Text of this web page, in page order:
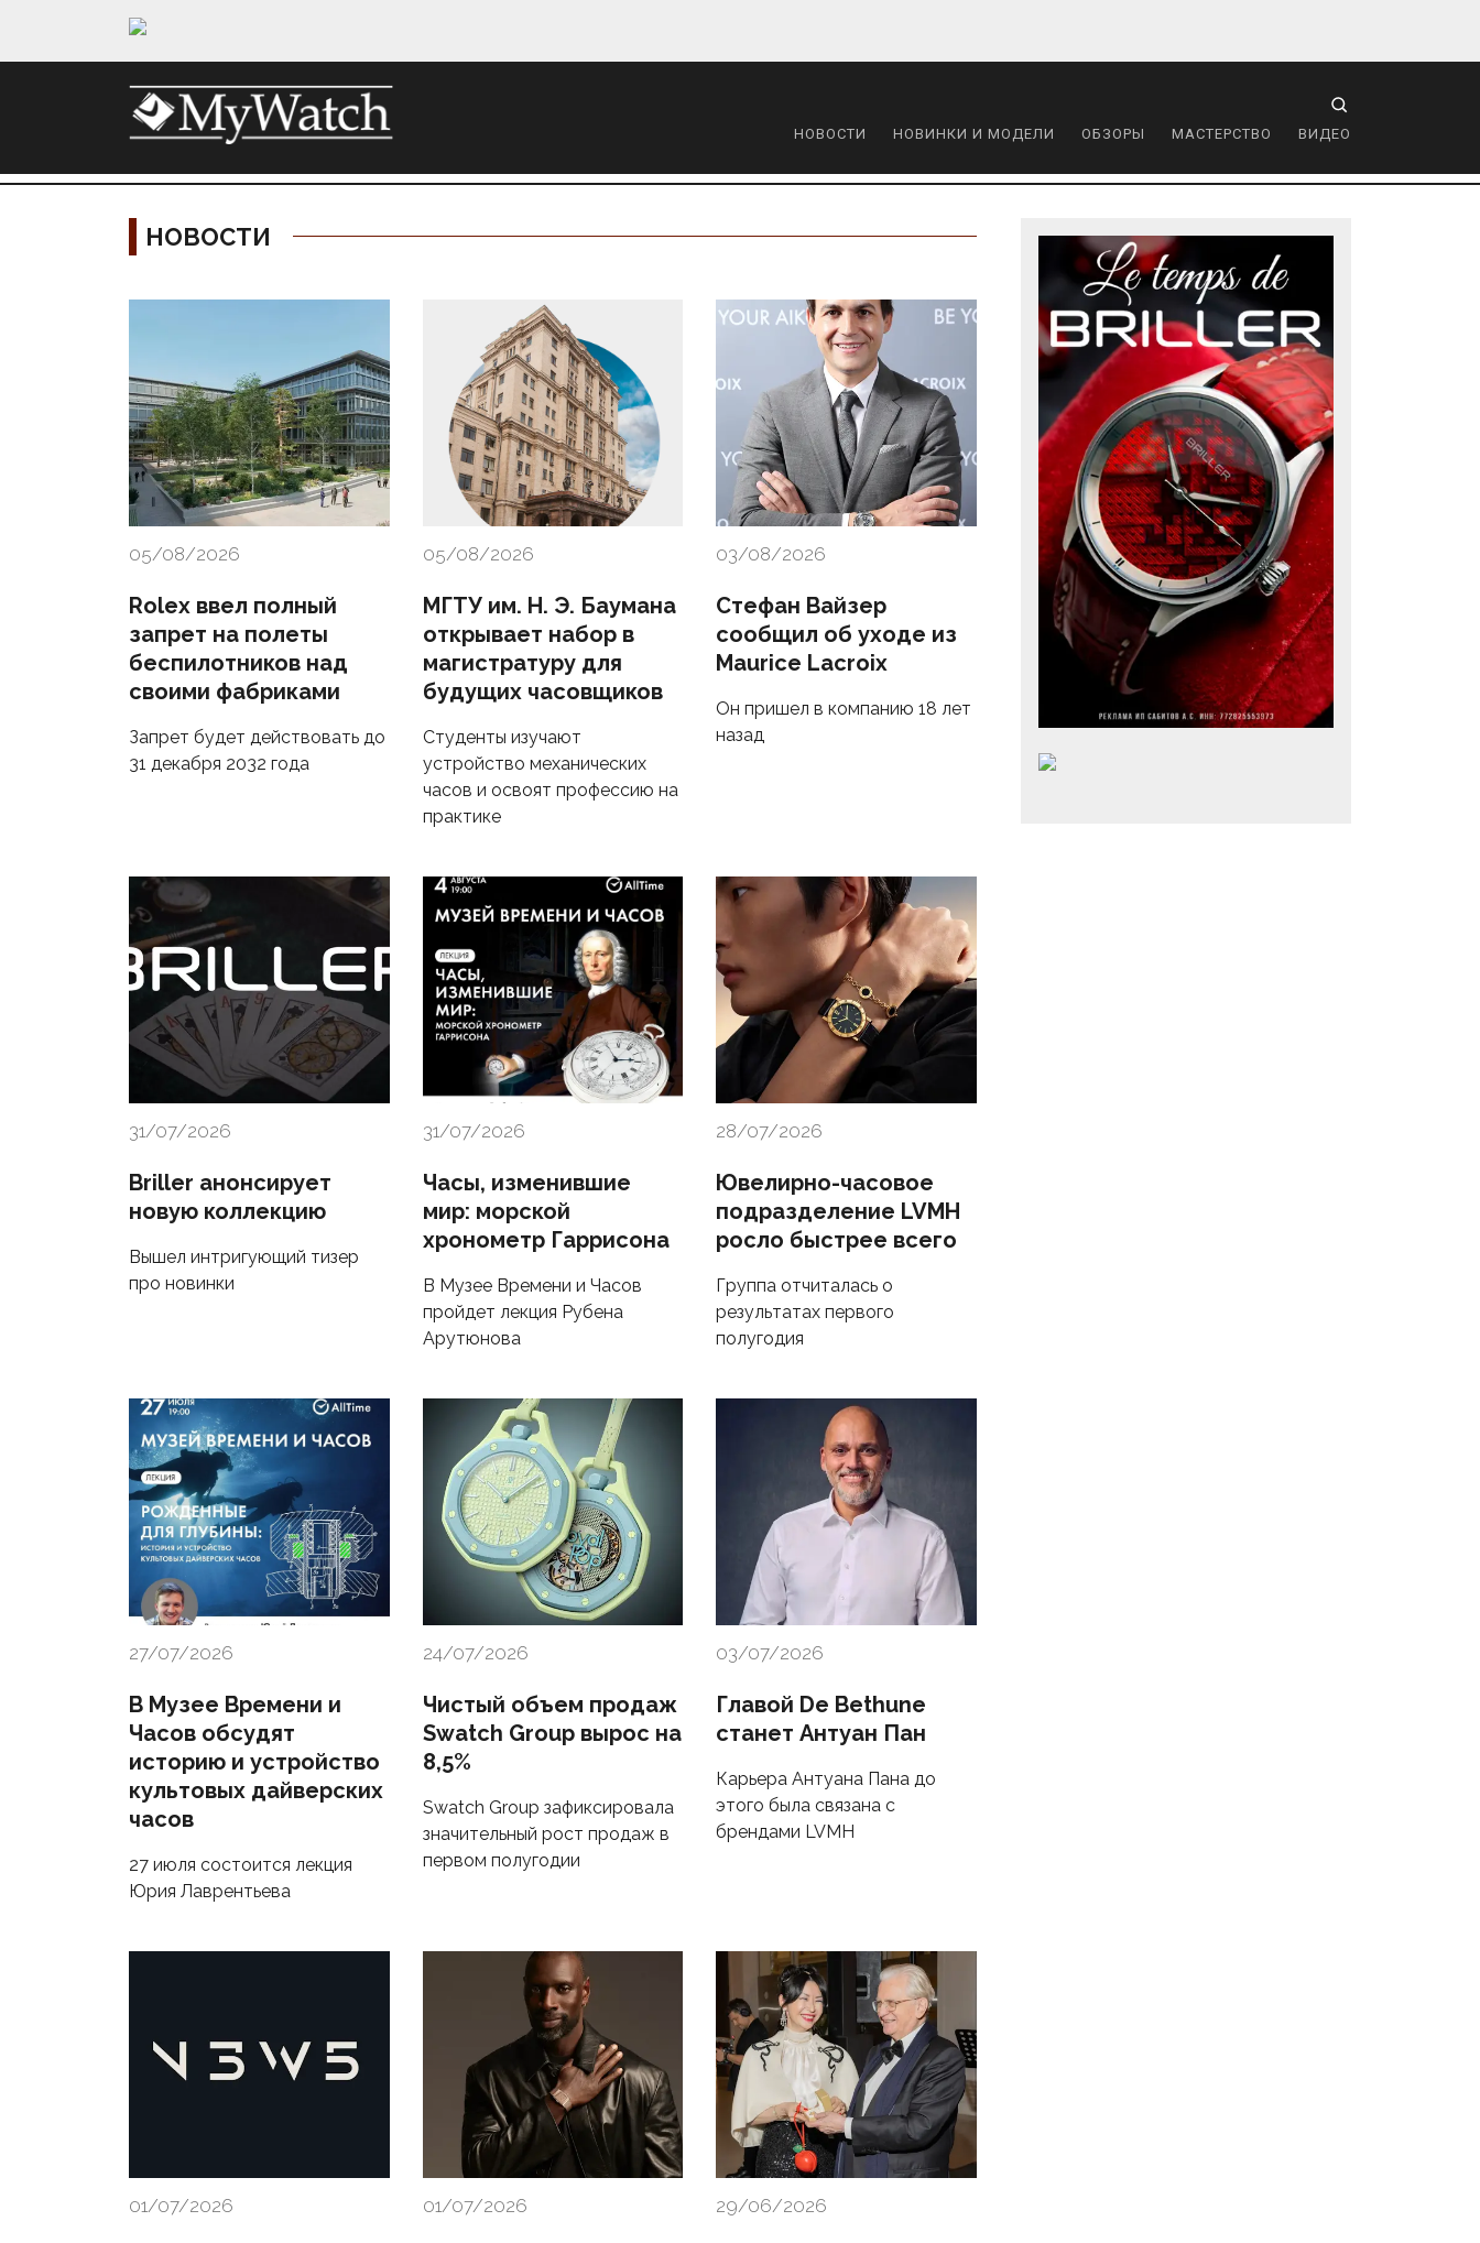
НОВОСТИ НОВИНКИ И МОДЕЛИ ОБЗОРЫ МАСТЕРСТВО ВИДЕО
НОВОСТИ
05/08/2026
Rolex ввел полный
запрет на полеты
беспилотников над
своими фабриками
Запрет будет действовать до
31 декабря 2032 года
05/08/2026
МГТУ им. Н. Э. Баумана
открывает набор в
магистратуру для
будущих часовщиков
Студенты изучают
устройство механических
часов и освоят профессию на
практике
03/08/2026
Стефан Вайзер
сообщил об уходе из
Maurice Lacroix
Он пришел в компанию 18 лет
назад
31/07/2026
Briller анонсирует
новую коллекцию
Вышел интригующий тизер
про новинки
31/07/2026
Часы, изменившие
мир: морской
хронометр Гаррисона
В Музее Времени и Часов
пройдет лекция Рубена
Арутюнова
28/07/2026
Ювелирно-часовое
подразделение LVMH
росло быстрее всего
Группа отчиталась о
результатах первого
полугодия
27/07/2026
В Музее Времени и
Часов обсудят
историю и устройство
культовых дайверских
часов
27 июля состоится лекция
Юрия Лаврентьева
24/07/2026
Чистый объем продаж
Swatch Group вырос на
8,5%
Swatch Group зафиксировала
значительный рост продаж в
первом полугодии
03/07/2026
Главой De Bethune
станет Антуан Пан
Карьера Антуана Пана до
этого была связана с
брендами LVMH
01/07/2026 01/07/2026 29/06/2026